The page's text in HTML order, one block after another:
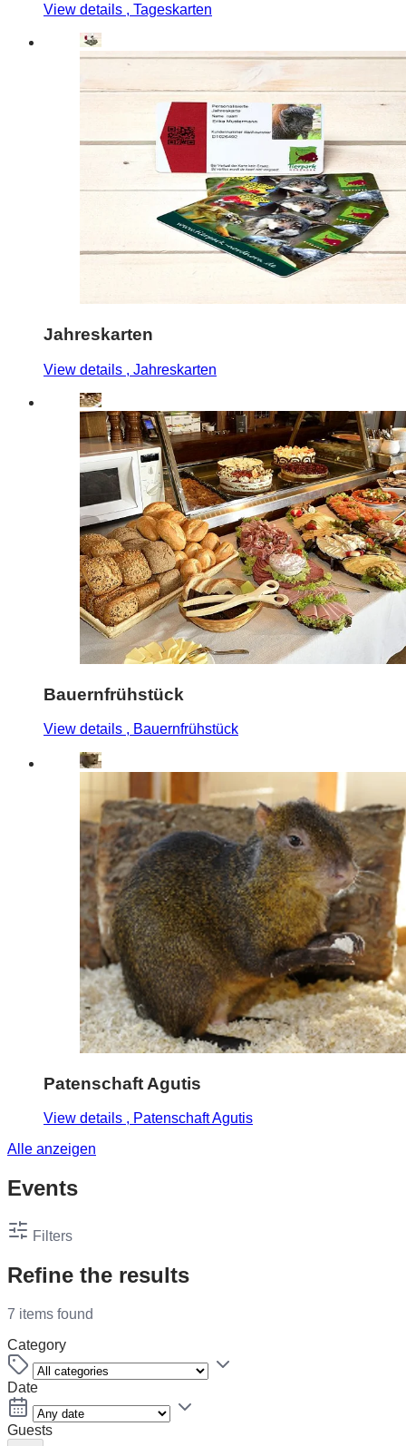
View details , Tageskarten
Jahreskarten
View details , Jahreskarten
Bauernfrühstück
View details , Bauernfrühstück
Patenschaft Agutis
View details , Patenschaft Agutis
Alle anzeigen
Events
Filters
Refine the results
7 items found
Category
Date
Guests